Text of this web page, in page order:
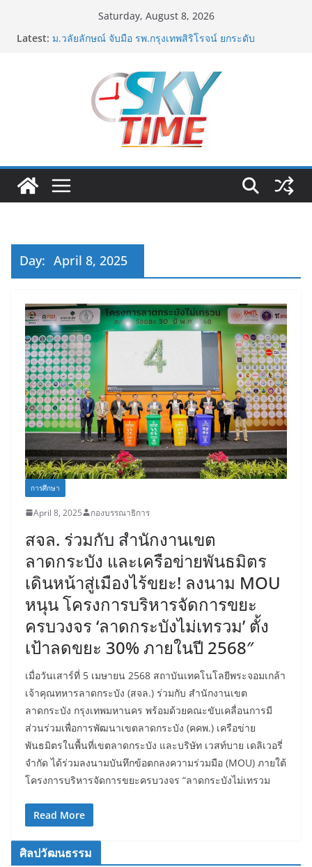
Saturday, August 8, 2026
Latest:
ททท. ต้อนรับเที่ยวบินปฐมฤกษ์สายการบิน TransNusa
Airlines เส้นทางจาการ์ตา-กรุงเทพฯ เสริม Air
เที่ยวแรกบินแรก 6 สิงหาคมนี้
ม.วลัยลักษณ์ จับมือ รพ.กรุงเทพสิริโรจน์ ยกระดับ
สารสนเทศการแพทย์-เวชศาสตร์ป้องกัน สู่ศูนย์กลางภาค
ใต้ตอนบน
รฟท. เปิดเวทีรับฟังความคิดเห็นประชาชน ครั้งที่ 2
โครงการรถไฟฟ้าสายสีแดงเข้ม “วงเวียนใหญ่–มหาชัย”
ส่วนร่วม
เจบีซี มวยอาชีพแห่งญี่ปุ่น พร้อมสนับสนุนนักมวยชาวไทย
“เสี่ยนริส”แนะเพิ่มไฟท์แฟ็กซ์ เว็บรับรองสถิติมวย หลัง
ภาคตะวันออกสู่จุดหมายปลายทางคุณภาพ
Day: April 8, 2025
การศึกษา
April 8, 2025 กองบรรณาธิการ
สจล. ร่วมกับ สำนักงานเขต
ลาดกระบัง และเครือข่ายพันธมิตร
เดินหน้าสู่เมืองไร้ขยะ! ลงนาม MOU
หนุน โครงการบริหารจัดการขยะ
ครบวงจร ‘ลาดกระบังไม่เทรวม’ ตั้ง
เป้าลดขยะ 30% ภายในปี 2568″
เมื่อวันเสาร์ที่ 5 เมษายน 2568 สถาบันเทคโนโลยีพระจอมเกล้า
เจ้าคุณทหารลาดกระบัง (สจล.) ร่วมกับ สำนักงานเขต
ลาดกระบัง กรุงเทพมหานคร พร้อมด้วยคณะขับเคลื่อนการมี
ส่วนร่วมเพื่อการพัฒนาเขตลาดกระบัง (คคพ.) เครือข่าย
พันธมิตรในพื้นที่เขตลาดกระบัง และบริษัท เวสท์บาย เดลิเวอรี่
จำกัด ได้ร่วมลงนามบันทึกข้อตกลงความร่วมมือ (MOU) ภายใต้
โครงการบริหารจัดการขยะครบวงจร “ลาดกระบังไม่เทรวม
Read More
ศิลปวัฒนธรรม